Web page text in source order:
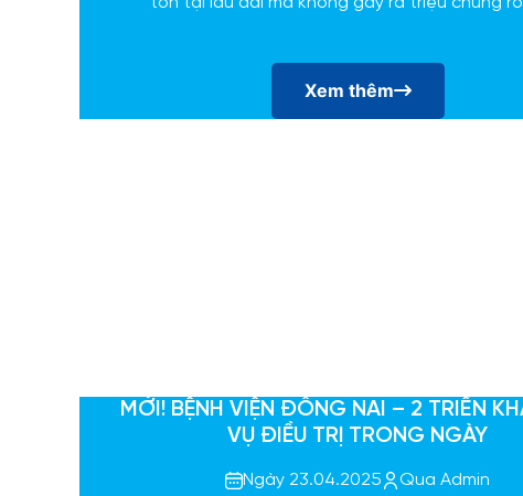
Xem thêm
MỚI! BỆNH VIỆN ĐỒNG NAI – 2 TRIỂN
VỤ ĐIỀU TRỊ TRONG NGÀY
Ngày 23.04.2025 Qua Admin